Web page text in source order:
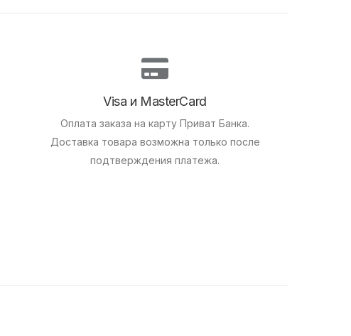
Visa и MasterCard
Оплата заказа на карту Приват Банка.
Доставка товара возможна только после
подтверждения платежа.